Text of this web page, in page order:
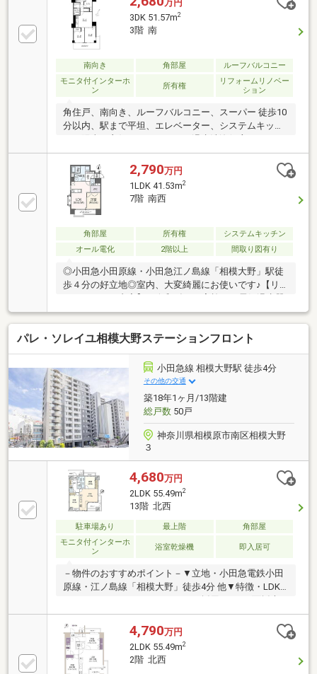
ス張替(壁・天井)、タイル上張り▼周辺環境・スーパ
ー「sanwa相模大野店」徒歩1分(約80m)・ウエルシア
相模大野店 徒歩4分(約270m)・セブンイレブン相模大
野駅南店 徒歩2分(約150m)■ ご希望の住まい探しをお
手伝いします ━━━━━・・・物件の詳細・ご相談は
お気軽にお問い合わせください。
万円
3DK 51.57m2
3階 南
南向き 角部屋
ルーフバルコニー
モニタ付インターホ
ン
所有権
リフォームリノベー
ション
角住戸、南向き、ルーフバルコニー、スーパー 徒歩10
分以内、駅まで平坦、エレベーター、システムキッチ
ニタ付インターホン、駐輪場
2,790万円
1LDK 41.53m2
7階 南西
角部屋 所有権
システムキッチン
オール電化
2階以上 間取り図有り
◎小田急小田原線・小田急江ノ島線「相模大野」駅徒
歩４分の好立地◎室内、大変綺麗にお使いです♪【リ
交換工事 ・システムキッチン交換・ユニットバス交
換 ・洗面台交換・トレイ交換 ・全室クロス張替・
全フローリング張替 ・全建具交換・CF張替 ・下足
入れ交換・洗濯水栓器具交換 ・防水パン交換・スイ
ッチパネル設置 ・ダウンライト設置・照明器具設
置 ・玄関人感センサー設置≪令和8年2月実施≫・IH
コンロ交換 ・キッチンシングルレバー水栓交換
パレ・ソレイユ相模大野ステーションフロント
小田急線 相模大野駅 徒歩4分
その他の交通
築18年1ヶ月/13階建
総戸数50戸
神奈川県相模原市南区相模大野
３
4,680万円
2LDK 55.49m2
13階 北西
駐車場あり 最上階
角部屋
モニタ付インターホ
ン
浴室乾燥機 即入居可
－物件のおすすめポイント－▼立地・小田急電鉄小田
原線・江ノ島線「相模大野」徒歩4分 他▼特徴・LDK
設計・作業スペースが広い、コの字型のカウンター付
キッチン・北西・南東側にバルコニーがあり通風良
好・ペット飼育可能(小型犬2匹可能／細則有)▼設備・
浴室換気乾燥機／追焚機能付オートバス・モニター付
オートロック▼周辺環境・ライフ相模大野駅前店 徒歩
4,790万円
2LDK 55.49m2
2階 北西